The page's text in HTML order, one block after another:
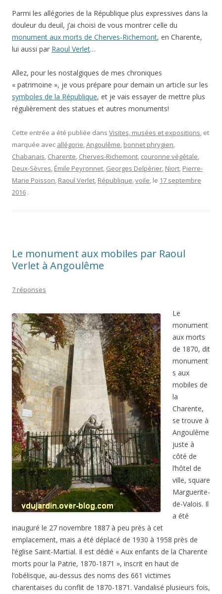
Parmi les allégories de la République plus expressives dans la
douleur du deuil, j’ai choisi de vous montrer celle du
monument aux morts de Cherves-Richemont, en Charente,
lui aussi par Raoul Verlet…
Allez, pour les nostalgiques de mes chroniques
« patrimoine », je vous prépare pour demain un article sur les
symboles de la République, et je vais essayer de mettre plus
régulièrement des statues et autres monuments!
Cette entrée a été publiée dans Visites, musées et expositions, et
marquée avec allégorie,Angoulême, bonnet phrygien,
Chabanais, Charente, Cherves-Richemont, couronne végétale,
Deux-Sèvres, Émile Peyronnet, Georges Delpérier, Niort, Pierre-
Marie Poisson, Raoul Verlet, République,voile, le 17 septembre
2016 .
Le monument aux mobiles par Raoul
Verlet à Angoulême
7 réponses
Le
monument
aux morts
de 1870, dit
monument
s aux
mobiles de
la
Charente,
se trouve à
Angoulême
juste à
côté de
l’hôtel de
ville, square
Marguerite-
de-Valois. Il
a été
inauguré le 27 novembre 1887 à peu près à cet
emplacement, mais a été déplacé de 1930 à 1958 près de
l’église Saint-Martial. Il est dédié « Aux enfants de la Charente
morts pour la Patrie, 1870-1871 », inscrit en haut de
l’obélisque, au-dessus des noms des 661 victimes
charentaises du conflit de 1870-1871. Vandalisé plusieurs fois,